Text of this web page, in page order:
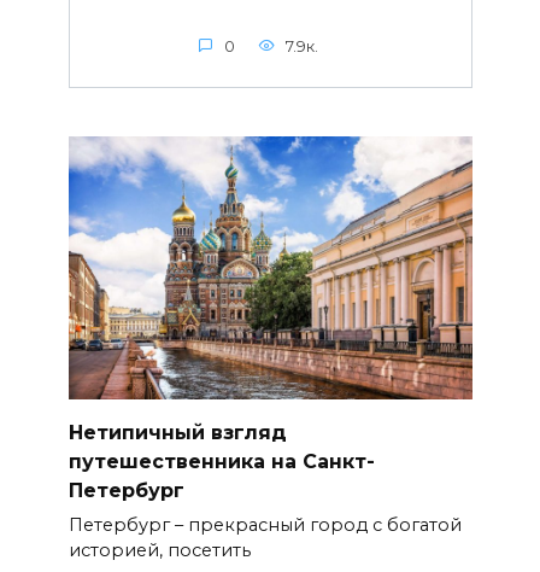
0 7.9к.
Нетипичный взгляд
путешественника на Санкт-
Петербург
Петербург – прекрасный город с богатой
историей, посетить